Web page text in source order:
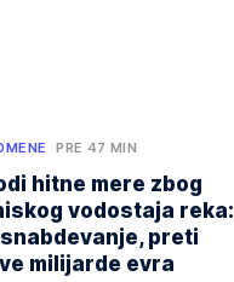
PRE 47 MIN
hitne mere zbog
vodostaja reka:
preti
milijarde evra